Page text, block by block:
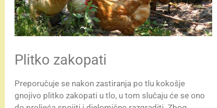
Plitko zakopati
Preporučuje se nakon zastiranja po tlu kokošje
gnojivo plitko zakopati u tlo, u tom slučaju će se ono